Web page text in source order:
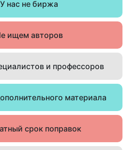
У нас не биржа
ищем авторов
и профессоров
материала
срок поправок